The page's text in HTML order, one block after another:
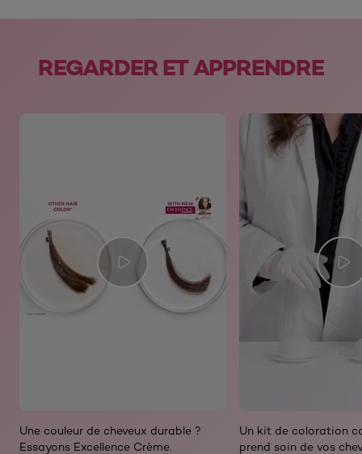
REGARDER ET APPRENDRE
Une couleur de cheveux durable ?
Essayons Excellence Crème.
Un kit de coloration
prend soin de vos